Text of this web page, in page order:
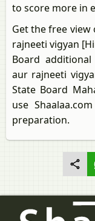
to score more in
Get the free view
rajneeti vigyan
Board
aur rajneeti
State Board
use
preparation.